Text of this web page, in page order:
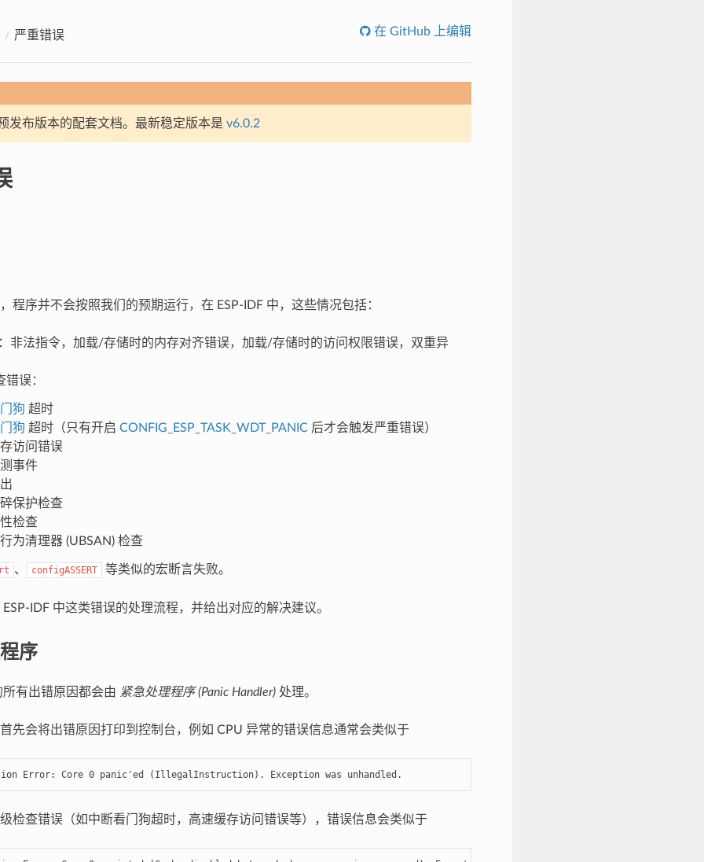
严重错误 在 GitHub 上编辑
发布版本的配套文档。最新稳定版本是 v6.0.2
程序并不会按照我们的预期运行，在 ESP-IDF 中，这些情况包括：
非法指令，加载/存储时的内存对齐错误，加载/存储时的访问权限错误，双重异
误：
狗 超时
狗 超时（只有开启 CONFIG_ESP_TASK_WDT_PANIC后才会触发严重错误）
访问错误
事件
保护检查
检查
为清理器 (UBSAN) 检查
、 configASSERT 等类似的宏断言失败。
IDF 中这类错误的处理流程，并给出对应的解决建议。
序
有出错原因都会由 紧急处理程序 (Panic Handler)处理。
先会将出错原因打印到控制台，例如 CPU 异常的错误信息通常会类似于
Error: Core 0 panic'ed (IllegalInstruction). Exception was unhandled.
检查错误（如中断看门狗超时，高速缓存访问错误等），错误信息会类似于